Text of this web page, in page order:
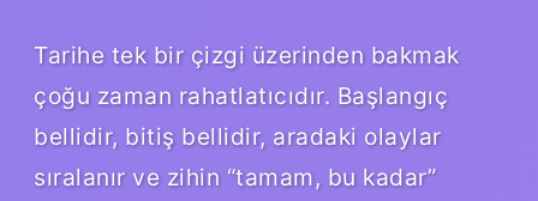
Tarihe tek bir çizgi üzerinden bakmak
çoğu zaman rahatlatıcıdır. Başlangıç
bellidir, bitiş bellidir, aradaki olaylar
sıralanır ve zihin “tamam, bu kadar”